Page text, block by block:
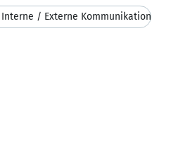
/ Externe Kommunikation